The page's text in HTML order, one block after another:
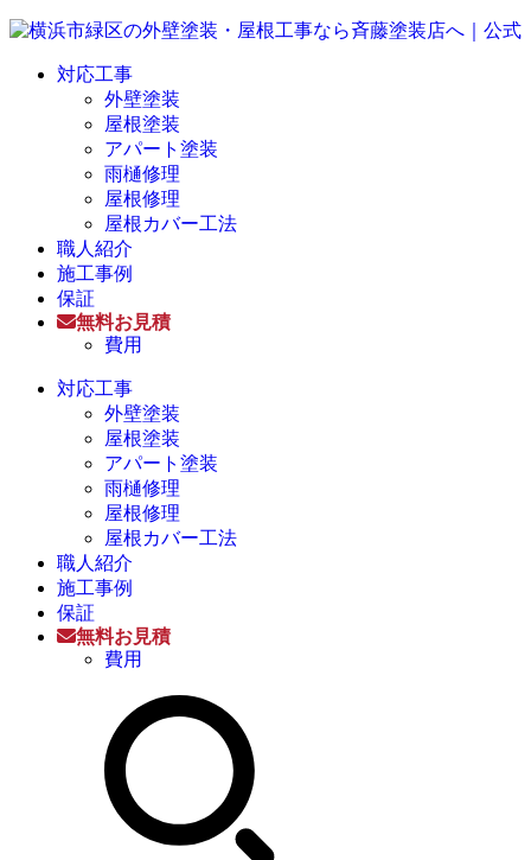
対応工事
外壁塗装
屋根塗装
アパート塗装
雨樋修理
屋根修理
屋根カバー工法
職人紹介
施工事例
保証
無料お見積
費用
対応工事
外壁塗装
屋根塗装
アパート塗装
雨樋修理
屋根修理
屋根カバー工法
職人紹介
施工事例
保証
無料お見積
費用